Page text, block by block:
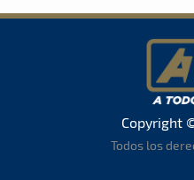
Copyright
Todos los